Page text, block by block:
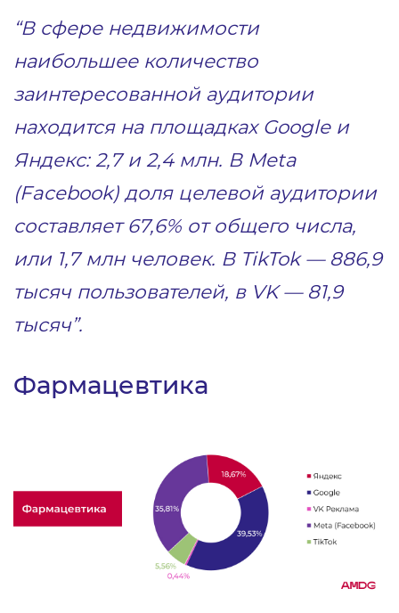
“В сфере недвижимости
наибольшее количество
заинтересованной аудитории
находится на площадках Google и
Яндекс: 2,7 и 2,4 млн. В Meta
(Facebook) доля целевой аудитории
составляет 67,6% от общего числа,
или 1,7 млн человек. В TikTok — 886,9
тысяч пользователей, в VK — 81,9
тысяч”.
Фармацевтика